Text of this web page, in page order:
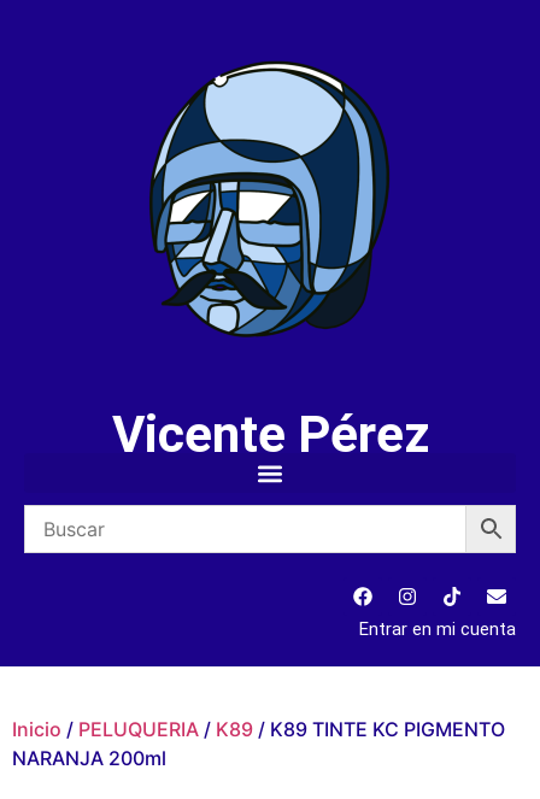
Vicente Pérez
Entrar en mi cuenta
Inicio / PELUQUERIA / K89 / K89 TINTE KC PIGMENTO
NARANJA 200ml